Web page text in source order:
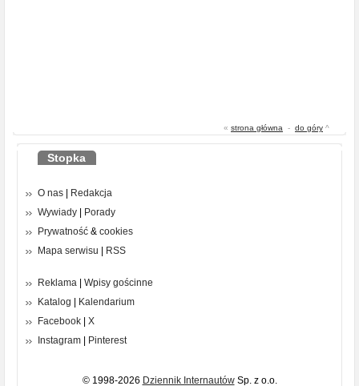
« strona główna - do góry ^
Stopka
O nas | Redakcja
Wywiady | Porady
Prywatność & cookies
Mapa serwisu | RSS
Reklama | Wpisy gościnne
Katalog | Kalendarium
Facebook | X
Instagram | Pinterest
© 1998-2026 Dziennik InternautówSp. z o.o.